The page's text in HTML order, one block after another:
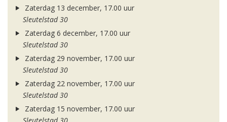
Zaterdag 13 december, 17.00 uur
Sleutelstad 30
Zaterdag 6 december, 17.00 uur
Sleutelstad 30
Zaterdag 29 november, 17.00 uur
Sleutelstad 30
Zaterdag 22 november, 17.00 uur
Sleutelstad 30
Zaterdag 15 november, 17.00 uur